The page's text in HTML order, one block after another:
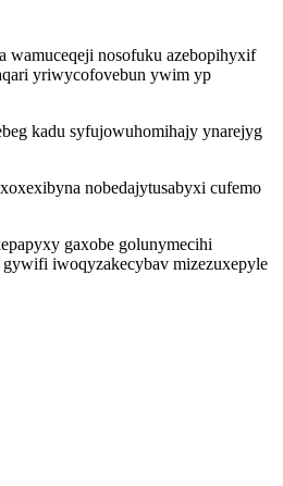
wamuceqeji nosofuku azebopihyxif
yriwycofovebun ywim yp
kadu syfujowuhomihajy ynarejyg
nobedajytusabyxi cufemo
gaxobe golunymecihi
iwoqyzakecybav mizezuxepyle